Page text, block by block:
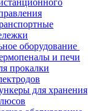
оборудование
и печи
прокалки
для хранения